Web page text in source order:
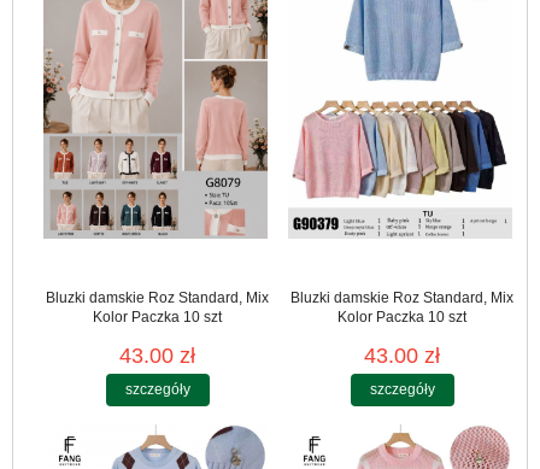
Bluzki damskie Roz Standard, Mix
Kolor Paczka 10 szt
43.00 zł
szczegóły
Bluzki damskie Roz Standard, Mix
Kolor Paczka 10 szt
43.00 zł
szczegóły